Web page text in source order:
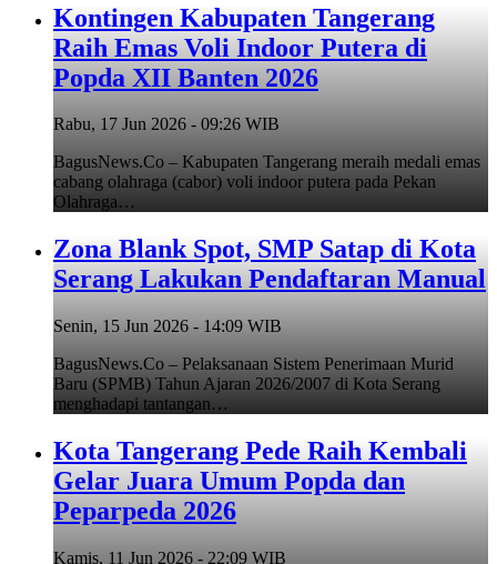
Kontingen Kabupaten Tangerang
Raih Emas Voli Indoor Putera di
Popda XII Banten 2026
Rabu, 17 Jun 2026 - 09:26 WIB
BagusNews.Co – Kabupaten Tangerang meraih medali emas
cabang olahraga (cabor) voli indoor putera pada Pekan
Olahraga…
Zona Blank Spot, SMP Satap di Kota
Serang Lakukan Pendaftaran Manual
Senin, 15 Jun 2026 - 14:09 WIB
BagusNews.Co – Pelaksanaan Sistem Penerimaan Murid
Baru (SPMB) Tahun Ajaran 2026/2007 di Kota Serang
menghadapi tantangan…
Kota Tangerang Pede Raih Kembali
Gelar Juara Umum Popda dan
Peparpeda 2026
Kamis, 11 Jun 2026 - 22:09 WIB